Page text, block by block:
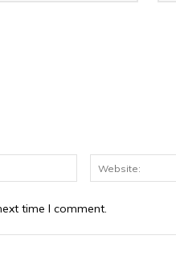
time I comment.